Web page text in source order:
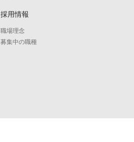
採用情報
職場理念
募集中の職種